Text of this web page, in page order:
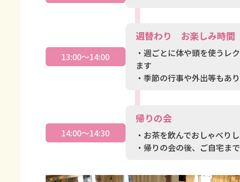
13:00～14:00
週替わり お楽しみ時間
・週ごとに体や頭を使うレ
ます
・季節の行事や外出等もあ
14:00～14:30
帰りの会
・お茶を飲んでおしゃべり
・帰りの会の後、ご自宅ま